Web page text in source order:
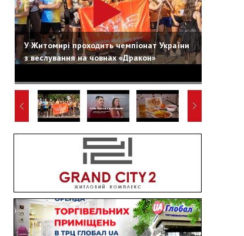
У Житомирі проходить чемпіонат України
з веслування на човнах «Дракон»